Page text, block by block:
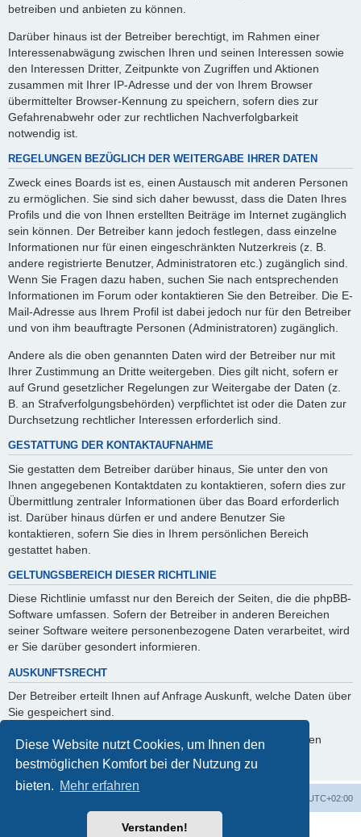
Diese Website nutzt Cookies, um Ihnen den
bestmöglichen Komfort bei der Nutzung zu
bieten. Mehr erfahren
Verstanden!
betreiben und anbieten zu können.
Darüber hinaus ist der Betreiber berechtigt, im Rahmen einer
Interessenabwägung zwischen Ihren und seinen Interessen sowie
den Interessen Dritter, Zeitpunkte von Zugriffen und Aktionen
zusammen mit Ihrer IP-Adresse und der von Ihrem Browser
übermittelter Browser-Kennung zu speichern, sofern dies zur
Gefahrenabwehr oder zur rechtlichen Nachverfolgbarkeit
notwendig ist.
REGELUNGEN BEZÜGLICH DER WEITERGABE IHRER DATEN
Zweck eines Boards ist es, einen Austausch mit anderen Personen
zu ermöglichen. Sie sind sich daher bewusst, dass die Daten Ihres
Profils und die von Ihnen erstellten Beiträge im Internet zugänglich
sein können. Der Betreiber kann jedoch festlegen, dass einzelne
Informationen nur für einen eingeschränkten Nutzerkreis (z. B.
andere registrierte Benutzer, Administratoren etc.) zugänglich sind.
Wenn Sie Fragen dazu haben, suchen Sie nach entsprechenden
Informationen im Forum oder kontaktieren Sie den Betreiber. Die E-
Mail-Adresse aus Ihrem Profil ist dabei jedoch nur für den Betreiber
und von ihm beauftragte Personen (Administratoren) zugänglich.
Andere als die oben genannten Daten wird der Betreiber nur mit
Ihrer Zustimmung an Dritte weitergeben. Dies gilt nicht, sofern er
auf Grund gesetzlicher Regelungen zur Weitergabe der Daten (z.
B. an Strafverfolgungsbehörden) verpflichtet ist oder die Daten zur
Durchsetzung rechtlicher Interessen erforderlich sind.
GESTATTUNG DER KONTAKTAUFNAHME
Sie gestatten dem Betreiber darüber hinaus, Sie unter den von
Ihnen angegebenen Kontaktdaten zu kontaktieren, sofern dies zur
Übermittlung zentraler Informationen über das Board erforderlich
ist. Darüber hinaus dürfen er und andere Benutzer Sie
kontaktieren, sofern Sie dies in Ihrem persönlichen Bereich
gestattet haben.
GELTUNGSBEREICH DIESER RICHTLINIE
Diese Richtlinie umfasst nur den Bereich der Seiten, die die phpBB-
Software umfassen. Sofern der Betreiber in anderen Bereichen
seiner Software weitere personenbezogene Daten verarbeitet, wird
er Sie darüber gesondert informieren.
AUSKUNFTSRECHT
Der Betreiber erteilt Ihnen auf Anfrage Auskunft, welche Daten über
Sie gespeichert sind.
Sie können jederzeit die Löschung bzw. Sperrung Ihrer Daten
verlangen. Kontaktieren Sie hierzu bitte den Betreiber.
UTC+02:00
Powered byphpBB® Forum Software © phpBB Limited